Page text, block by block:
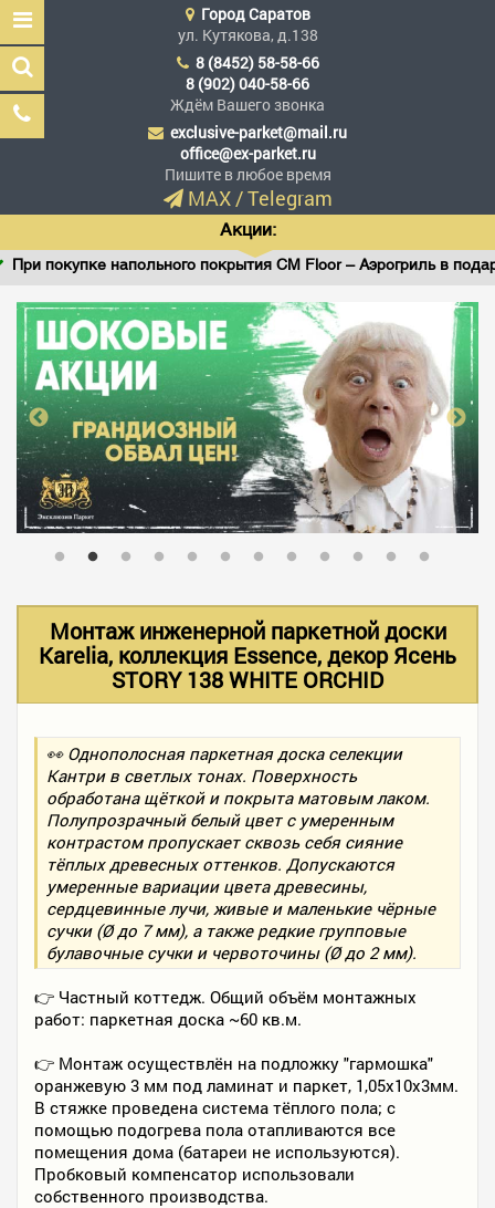
Эксклюзив Паркет
Мы сделали эксклюзив
доступным
ГЛАВНАЯ
АССОРТИМЕНТ
В НАЛИЧИИ
АКЦИИ
ФОТО РАБОТ
КОНТАКТЫ
ПОЛЕЗНОЕ
ГородСаратов
ул. Кутякова, д.138
8 (8452) 58-58-66
8 (902) 040-58-66
Ждём Вашего звонка
exclusive-parket@mail.ru
office@ex-parket.ru
Пишите в любое время
MAX/Telegram
Акции:
покупке напольного покрытия CM Floor – Аэрогриль в
Монтаж инженерной паркетной доски
Karelia, коллекция Essence, декор Ясень
STORY 138 WHITE ORCHID
👀 Однополосная паркетная доска селекции
Кантри в светлых тонах. Поверхность
обработана щёткой и покрыта матовым лаком.
Полупрозрачный белый цвет с умеренным
контрастом пропускает сквозь себя сияние
тёплых древесных оттенков. Допускаются
умеренные вариации цвета древесины,
сердцевинные лучи, живые и маленькие чёрные
сучки (Ø до 7 мм), а также редкие групповые
булавочные сучки и червоточины (Ø до 2 мм).
👉 Частный коттедж. Общий объём монтажных
работ: паркетная доска ~60 кв.м.
👉 Монтаж осуществлён на подложку "гармошка"
оранжевую 3 мм под ламинат и паркет, 1,05х10х3мм.
В стяжке проведена система тёплого пола; с
помощью подогрева пола отапливаются все
помещения дома (батареи не используются).
Пробковый компенсатор использовали
собственного производства.